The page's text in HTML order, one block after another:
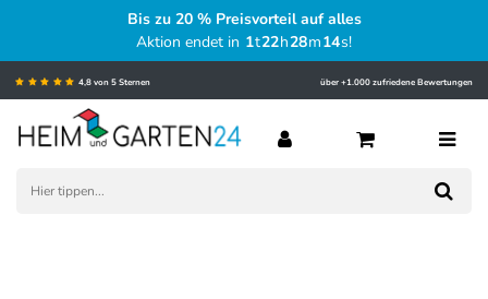
Bis zu 20 % Preisvorteil auf alles
Aktion endet in 1t22h28m13s!
4,8 von 5 Sternen über +1.000 zufriedene Bewertungen